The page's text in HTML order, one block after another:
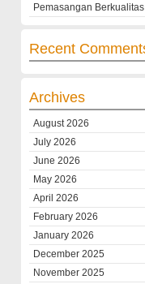
Pemasangan Berkualitas
Recent
Archives
August 2026
July 2026
June 2026
May 2026
April 2026
February 2026
January 2026
December 2025
November 2025